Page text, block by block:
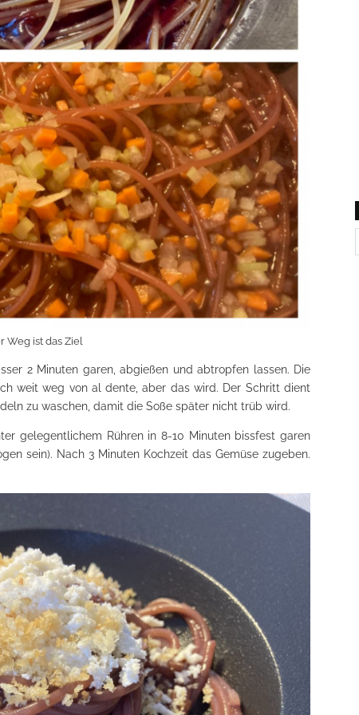
Weg ist das Ziel
2 Minuten garen, abgießen und abtropfen lassen. Die
weit weg von al dente, aber das wird. Der Schritt dient
zu waschen, damit die Soße später nicht trüb wird.
gelegentlichem Rühren in 8-10 Minuten bissfest garen
sein). Nach 3 Minuten Kochzeit das Gemüse zugeben.